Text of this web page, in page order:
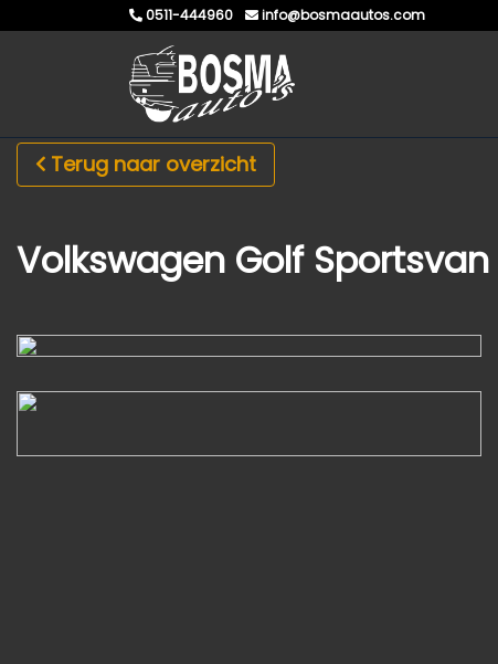
0511-444960 info@bosmaautos.com
Terug naar overzicht
Volkswagen Golf Sportsvan